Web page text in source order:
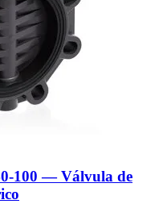
100 — Válvula de